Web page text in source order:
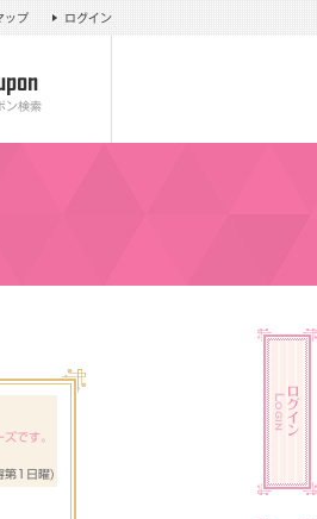
ログイン
ップ
ン検索
です。
第1日曜)